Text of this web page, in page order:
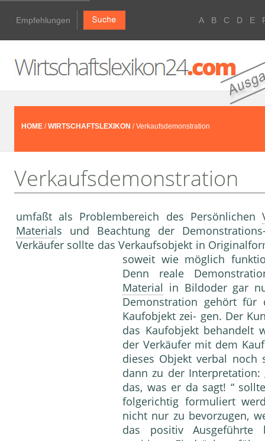
Empfehlungen A B C D E
HOME /WIRTSCHAFTSLEXIKON / Verkaufsdemonstration
Verkaufsdemonstration
umfaßt als Problembereich des Persön­lichen
Materials und Beachtung der
Verkäufer sollte das Ver­kaufsobjekt in
soweit wie möglich
Denn reale
Material in Bild­oder gar
Demonstration ge­hört für
Kaufobjekt zei- gen. Der
das Kaufobjekt behandelt
der Verkäu­fer mit dem
dieses Objekt verbal noch
dann zu der
das, was er da sagt! “
folgerichtig formuliert
nicht nur zu be­vorzugen,
das positiv Ausgeführte